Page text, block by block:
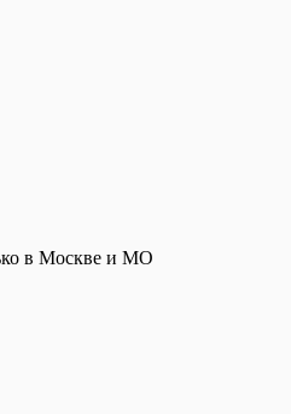
в Москве и МО